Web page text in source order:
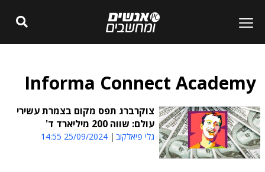
Informa Connect Academy
צוקרברג תפס מקום בצמרת עשירי
עולם: שווה 200 מיליארד ד'
גלי פיאלקוב 25/09/2024 14:55